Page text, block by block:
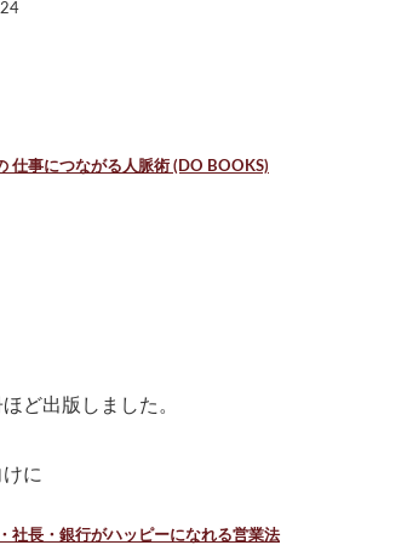
仕事につながる人脈術 (DO BOOKS)
ど出版しました。
に
社長・銀行がハッピーになれる営業法